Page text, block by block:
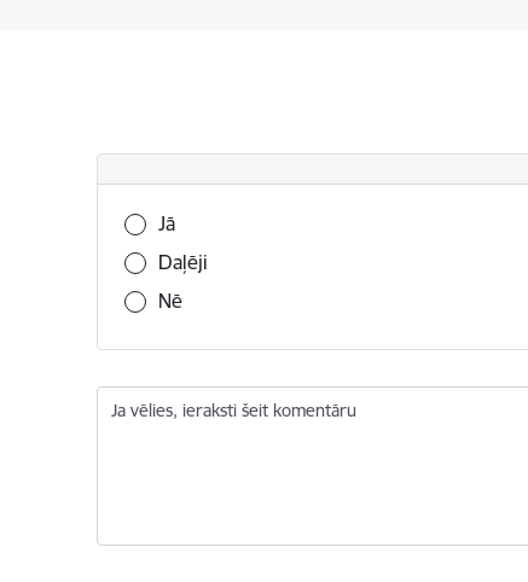
Vai šī informācija bija noderīga?
Jā
Daļēji
Nē
Ja vēlies, ieraksti šeit komentāru